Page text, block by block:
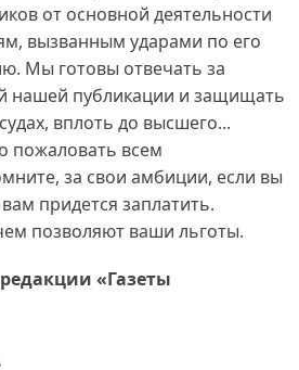
от основной деятельности
вызванным ударами по его
Мы готовы отвечать за
нашей публикации и защищать
вплоть до высшего...
пожаловать всем
за свои амбиции, если вы
придется заплатить.
позволяют ваши льготы.
«Газеты